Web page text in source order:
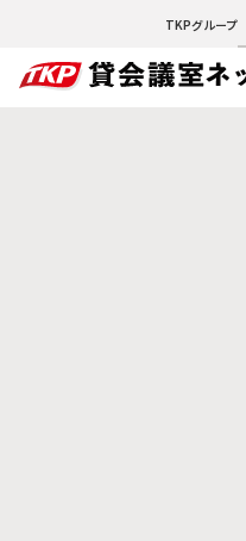
TKPグループ